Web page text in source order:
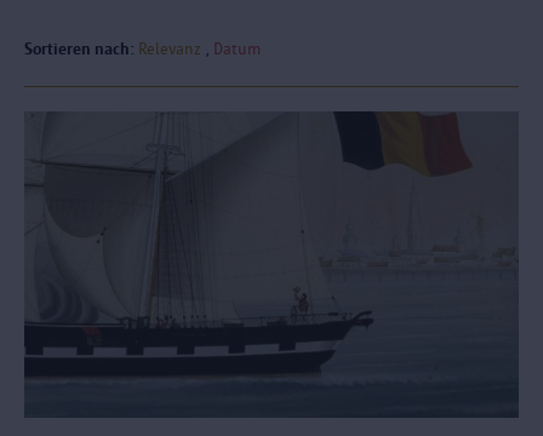
Sortieren nach: Relevanz Datum